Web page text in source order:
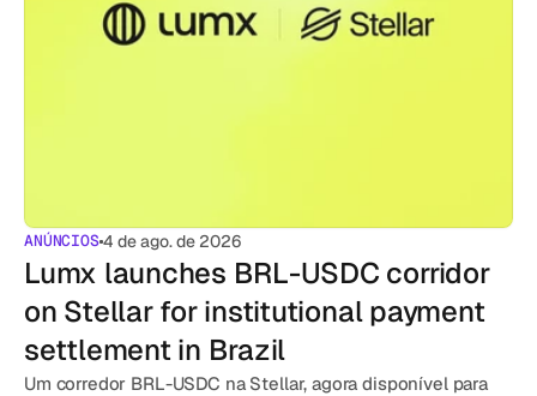
ANÚNCIOS4 de ago. de 2026
Lumx launches BRL-USDC corridor
on Stellar for institutional payment
settlement in Brazil
Um corredor BRL-USDC na Stellar, agora disponível para